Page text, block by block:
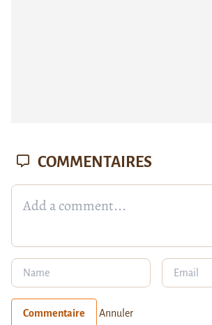
COMMENTAIRES
Commentaire Annuler